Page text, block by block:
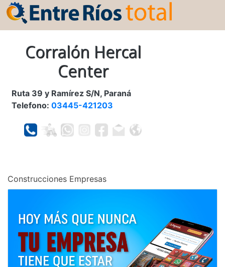
Corralón Hercal
Center
Ruta 39 y Ramírez S/N, Paraná
Telefono: 03445-421203
Construcciones Empresas